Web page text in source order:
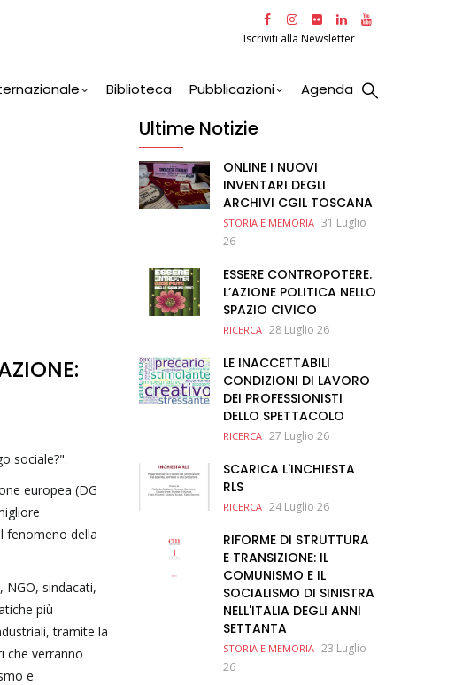
Iscriviti alla Newsletter
Biblioteca Pubblicazioni Agenda
sociale?".
europea (DG
fenomeno della
NGO, sindacati,
più
tramite la
che verranno
e
Ultime Notizie
ONLINE I NUOVI
INVENTARI DEGLI
ARCHIVI CGIL TOSCANA
STORIA E MEMORIA 31 Luglio
26
ESSERE CONTROPOTERE.
L’AZIONE POLITICA NELLO
SPAZIO CIVICO
RICERCA 28 Luglio 26
LE INACCETTABILI
CONDIZIONI DI LAVORO
DEI PROFESSIONISTI
DELLO SPETTACOLO
RICERCA 27 Luglio 26
SCARICA L'INCHIESTA
RLS
RICERCA 24 Luglio 26
RIFORME DI STRUTTURA
E TRANSIZIONE: IL
COMUNISMO E IL
SOCIALISMO DI SINISTRA
NELL'ITALIA DEGLI ANNI
SETTANTA
STORIA E MEMORIA 23 Luglio
26